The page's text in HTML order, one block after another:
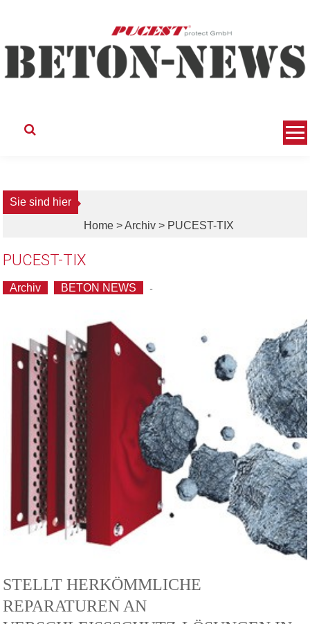
Sie sind hier
Home >Archiv > PUCEST-TIX
PUCEST-TIX
Archiv BETON NEWS -
STELLT HERKÖMMLICHE
REPARATUREN AN